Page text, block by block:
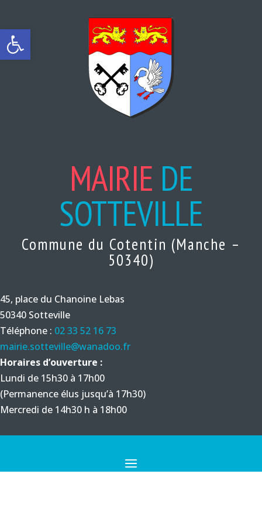
Ouvrir la barre d’outils
MAIRIE DE
SOTTEVILLE
Commune du Cotentin (Manche –
50340)
45, place du Chanoine Lebas
50340 Sotteville
Téléphone : 02 33 52 16 73
mairie.sotteville@wanadoo.fr
Horaires d’ouverture :
Lundi de 15h30 à 17h00
(Permanence élus jusqu’à 17h30)
Mercredi de 14h30 h à 18h00